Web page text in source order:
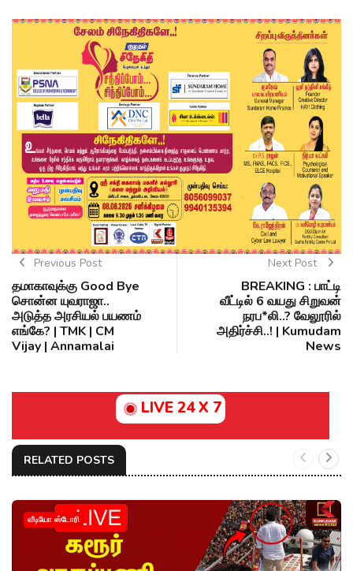
Previous Post
தமாகாவுக்கு Good Bye
சொன்ன யுவராஜா..
அடுத்த அரசியல் பயணம்
எங்கே? | TMK | CM
Vijay | Annamalai
Next Post
BREAKING : பாட்டி
வீட்டில் 6 வயது சிறுவன்
நரப*லி..? வேலூரில்
அதிர்ச்சி..! | Kumudam
News
LIVE 24 X 7
RELATED POSTS
வீடியோ ஸ்டோரி